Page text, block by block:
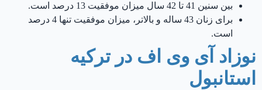
بین سنین 41 تا 42 سال میزان موفقیت 13 درصد است.
برای زنان 43 ساله و بالاتر، میزان موفقیت تنها 4 درصد
است.
نوزاد آی وی اف در ترکیه
استانبول